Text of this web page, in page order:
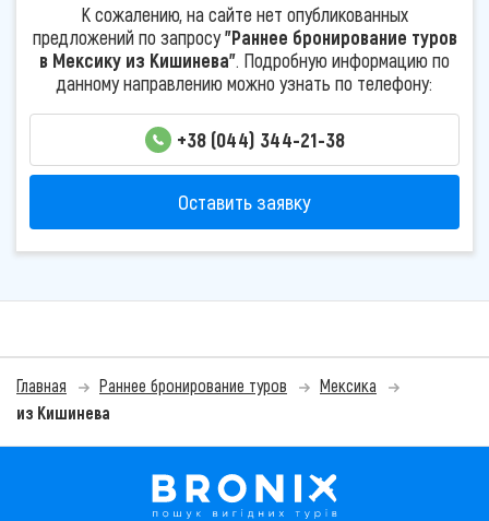
К сожалению, на сайте нет опубликованных
предложений по запросу"Раннее бронирование туров
в Мексику из Кишинева". Подробную информацию по
данному направлению можно узнать по телефону:
+38 (044) 344-21-38
Оставить заявку
Главная Раннее бронирование туров
Мексика
из Кишинева